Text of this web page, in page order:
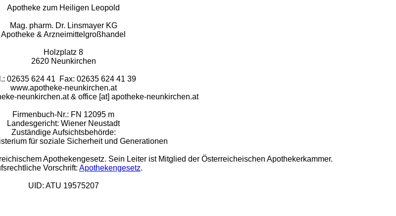
Apotheke zum Heiligen Leopold
Mag. pharm. Dr. Linsmayer KG
Apotheke & Arzneimittelgroßhandel
Holzplatz 8
2620 Neunkirchen
02635 624 41 Fax: 02635 624 41 39
www.apotheke-neunkirchen.at
neunkirchen.at & office [at] apotheke-neunkirchen.at
Firmenbuch-Nr.: FN 12095 m
Landesgericht: Wiener Neustadt
Zuständige Aufsichtsbehörde:
für soziale Sicherheit und Generationen
Apothekengesetz. Sein Leiter ist Mitglied der Österreicheischen Apothekerkammer.
Vorschrift: Apothekengesetz.
UID: ATU 19575207